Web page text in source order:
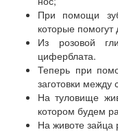
При помощи
которые помогут
Из розовой
циферблата.
Теперь при
заготовки между
На туловище
котором будем
На животе зайца